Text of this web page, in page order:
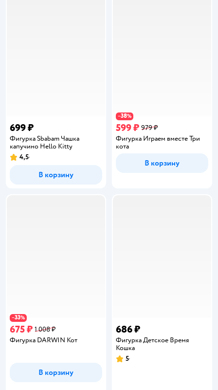
699 ₽
Фигурка Sbabam Чашка
капучино Hello Kitty
Рейтинг:
4,5
В корзину
−38%
599 ₽ 979 ₽
Фигурка Играем вместе Три
кота
В корзину
−33%
675 ₽ 1 008 ₽
Фигурка DARWIN Кот
В корзину
686 ₽
Фигурка Детское Время
Кошка
Рейтинг:
5